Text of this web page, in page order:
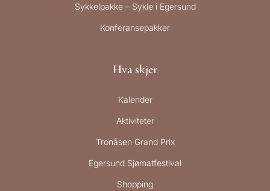
Sykkelpakke – Sykle i Egersund
Konferansepakker
Hva skjer
Kalender
Aktiviteter
Tronåsen Grand Prix
Egersund Sjømatfestival
Shopping